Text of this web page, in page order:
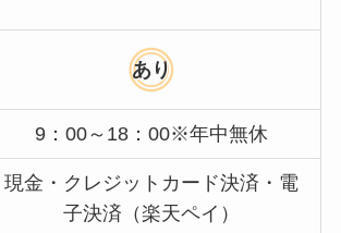
あり
9：00～18：00※年中無休
現金・クレジットカード決済・電
子決済（楽天ペイ）